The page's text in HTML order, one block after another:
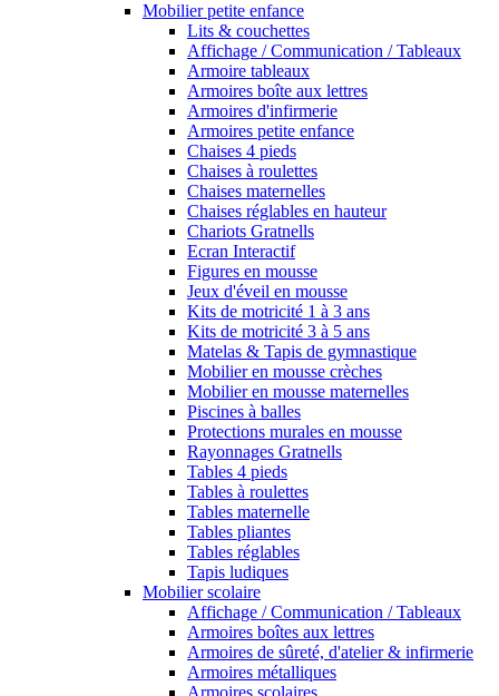
Mobilier petite enfance
Lits & couchettes
Affichage / Communication / Tableaux
Armoire tableaux
Armoires boîte aux lettres
Armoires d'infirmerie
Armoires petite enfance
Chaises 4 pieds
Chaises à roulettes
Chaises maternelles
Chaises réglables en hauteur
Chariots Gratnells
Ecran Interactif
Figures en mousse
Jeux d'éveil en mousse
Kits de motricité 1 à 3 ans
Kits de motricité 3 à 5 ans
Matelas & Tapis de gymnastique
Mobilier en mousse crèches
Mobilier en mousse maternelles
Piscines à balles
Protections murales en mousse
Rayonnages Gratnells
Tables 4 pieds
Tables à roulettes
Tables maternelle
Tables pliantes
Tables réglables
Tapis ludiques
Mobilier scolaire
Affichage / Communication / Tableaux
Armoires boîtes aux lettres
Armoires de sûreté, d'atelier & infirmerie
Armoires métalliques
Armoires scolaires